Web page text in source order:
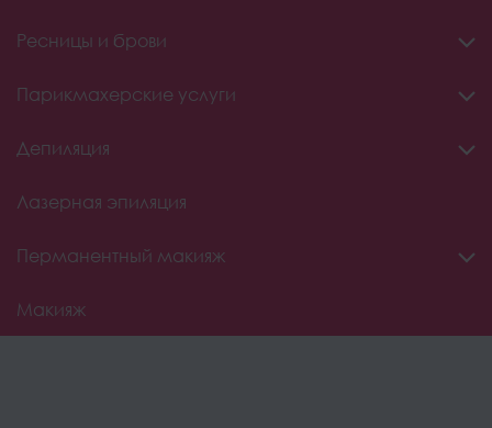
Ресницы и брови
Парикмахерские услуги
Депиляция
Лазерная эпиляция
Перманентный макияж
Макияж